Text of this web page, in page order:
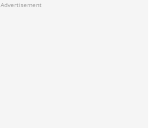
Advertisement